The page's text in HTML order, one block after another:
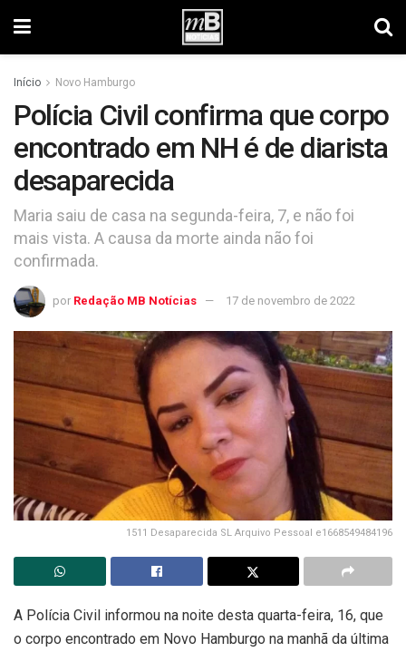
Início Novo Hamburgo
Polícia Civil confirma que corpo
encontrado em NH é de diarista
desaparecida
Maria saiu de casa na segunda-feira, 7, e não foi
mais vista. A causa da morte ainda não foi
confirmada.
por Redação MB Notícias 17 de novembro de 2022
1511 Desaparecida SL Arquivo Pessoal e1668549484196
A Polícia Civil informou na noite desta quarta-feira, 16, que
o corpo encontrado em Novo Hamburgo na manhã da última